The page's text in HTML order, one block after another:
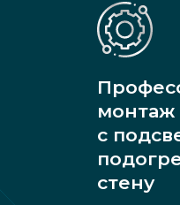
монтаж
с
стену